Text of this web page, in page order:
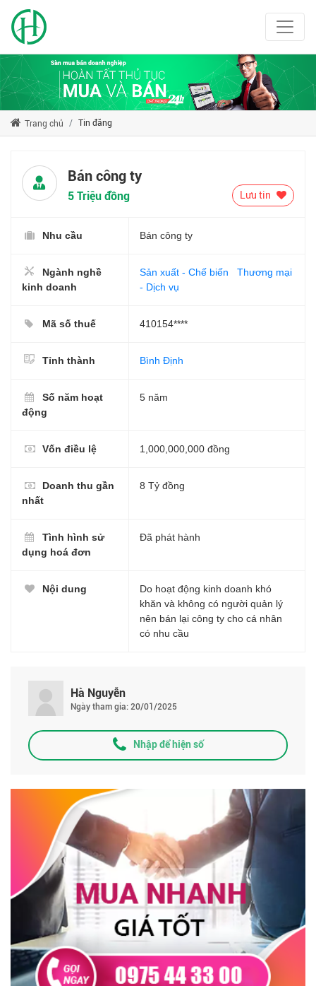
Trang chủ Tin đăng
Bán công ty
5 Triệu đồng Lưu tin
Nhu cầu Bán công ty
Ngành nghề
kinh doanh
Sản xuất - Chế biến
Thương mại
- Dịch vụ
Mã số thuế 410154****
Tỉnh thành Bình Định
Số năm hoạt
động
5 năm
Vốn điều lệ 1,000,000,000 đồng
Doanh thu gần
nhất
8 Tỷ đồng
Tình hình sử
dụng hoá đơn
Đã phát hành
Nội dung
Do hoạt động kinh doanh khó
khăn và không có người quản lý
nên bán lại công ty cho cá nhân
có nhu cầu
Hà Nguyễn
Ngày tham gia: 20/01/2025
Nhập để hiện số